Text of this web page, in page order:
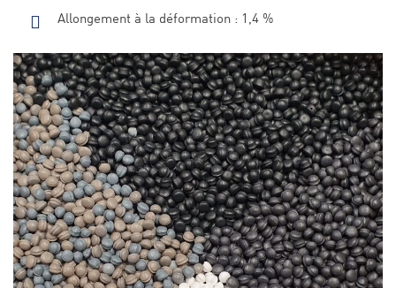
Allongement à la déformation : 1,4 %